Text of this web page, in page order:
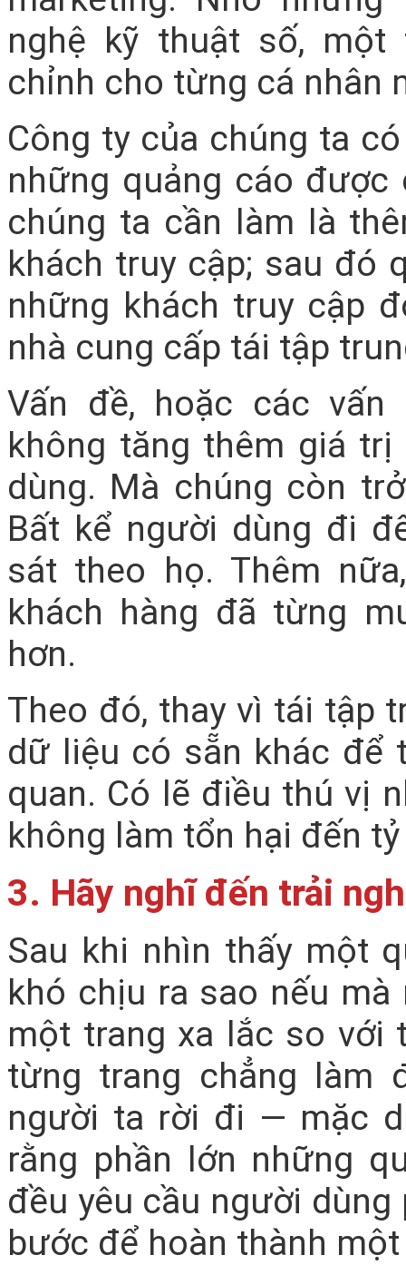
nghệ kỹ thuật số,
chỉnh cho từng cá nhân
Công ty của chúng ta
những quảng cáo được
chúng ta cần làm là
khách truy cập; sau đó
những khách truy cập
nhà cung cấp tái tập
Vấn đề, hoặc các
không tăng thêm giá
dùng. Mà chúng còn
Bất kể người dùng đi
sát theo họ. Thêm
khách hàng đã từng
hơn.
Theo đó, thay vì tái tập
dữ liệu có sẵn khác để
quan. Có lẽ điều thú vị
không làm tổn hại đến
3. Hãy nghĩ đến trải
Sau khi nhìn thấy một
khó chịu ra sao nếu
một trang xa lắc so với
từng trang chẳng làm
người ta rời đi — mặc
rằng phần lớn những
đều yêu cầu người
bước để hoàn thành